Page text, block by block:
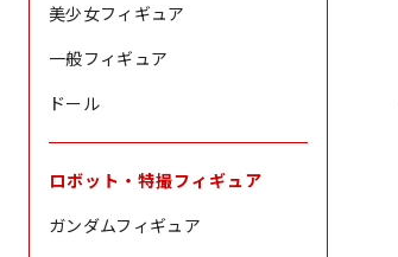
美少女フィギュア
一般フィギュア
ドール
ロボット・特撮フィギュア
ガンダムフィギュア